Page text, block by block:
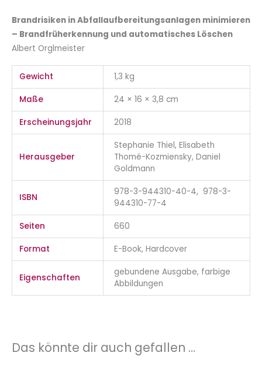
Brandrisiken in Abfallaufbereitungsanlagen minimieren
– Brandfrüherkennung und automatisches Löschen
Albert Orglmeister
Gewicht 1,3 kg
Maße 24 × 16 × 3,8 cm
Erscheinungsjahr 2018
Herausgeber
Stephanie Thiel, Elisabeth
Thomé-Kozmiensky, Daniel
Goldmann
ISBN
978-3-944310-40-4, 978-3-
944310-77-4
Seiten 660
Format E-Book, Hardcover
Eigenschaften
gebundene Ausgabe, farbige
Abbildungen
Das könnte dir auch gefallen …